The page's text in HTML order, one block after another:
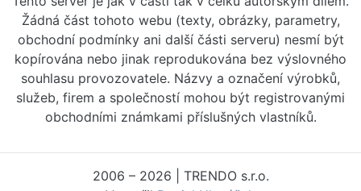
Žádná část tohoto webu (texty, obrázky, parametry,
obchodní podmínky ani další části serveru) nesmí být
kopírována nebo jinak reprodukována bez výslovného
souhlasu provozovatele. Názvy a označení výrobků,
služeb, firem a společností mohou být registrovanými
obchodními známkami příslušných vlastníků.
2006 – 2026 | TRENDO s.r.o.